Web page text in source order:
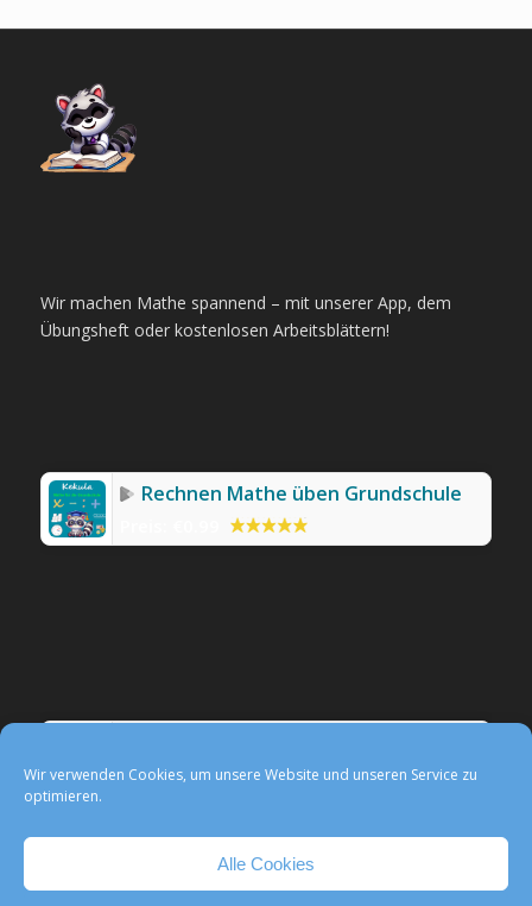
Wir verwenden Cookies, um unsere Website und unseren Service zu
optimieren.
Alle Cookies
Wir machen Mathe spannend – mit unserer App, dem
Übungsheft oder kostenlosen Arbeitsblättern!
Rechnen Mathe üben Grundschule
Preis:0,99 €